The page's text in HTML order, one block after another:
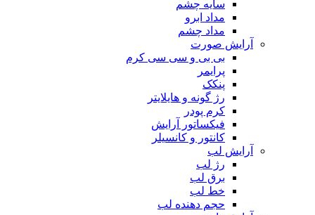
سایه چشم
مداد ابرو
مداد چشم
آرایش صورت
بی بی و سی سی کرم
پرایمر
پنکک
رژ گونه و هایلایتر
کرم پودر
فیکساتور آرایش
کانتور و کانسیلر
آرایش لب
رژ لب
برق لب
خط لب
حجم دهنده لب